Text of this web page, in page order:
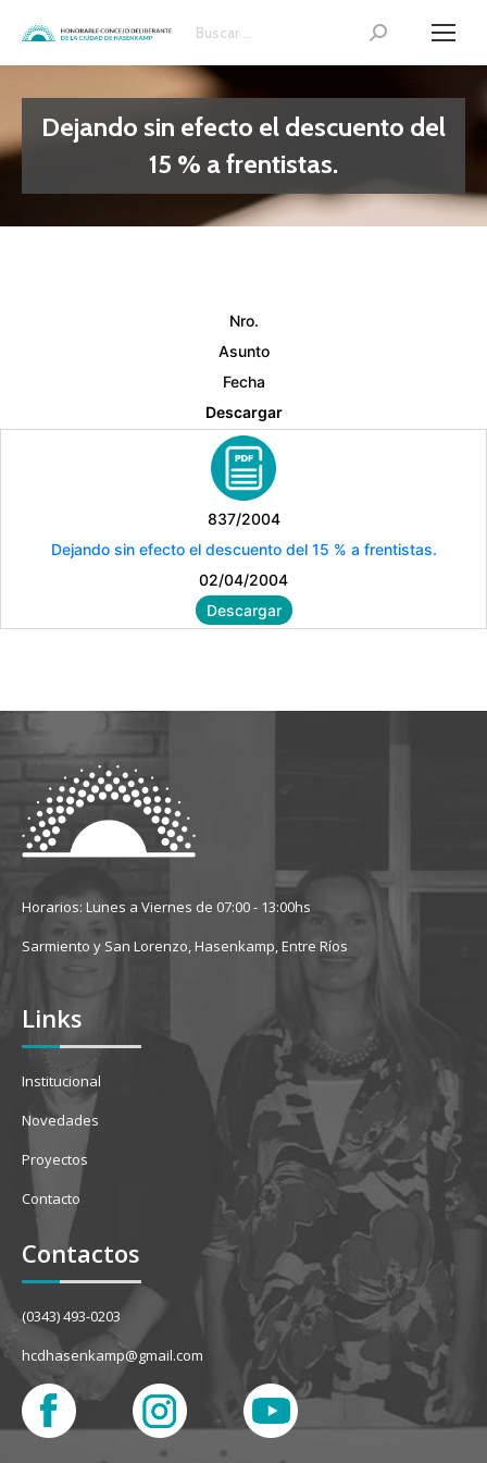
Search:
Dejando sin efecto el descuento del
15 % a frentistas.
Nro.
Asunto
Fecha
Descargar
837/2004
Dejando sin efecto el descuento del 15 % a frentistas.
02/04/2004
Descargar
Horarios: Lunes a Viernes de 07:00 - 13:00hs
Sarmiento y San Lorenzo, Hasenkamp, Entre Ríos
Links
Institucional
Novedades
Proyectos
Contacto
Contactos
(0343) 493-0203
hcdhasenkamp@gmail.com